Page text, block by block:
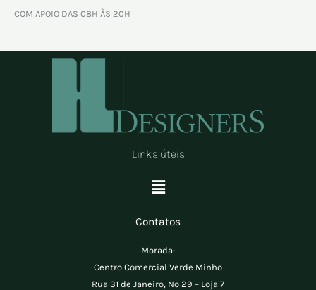
COM APOIO DAS 08H ÀS 20H
Link's úteis
Menu
Contatos
Morada:
Centro Comercial Verde Minho
Rua 31 de Janeiro, Nº 29 – Loja 7